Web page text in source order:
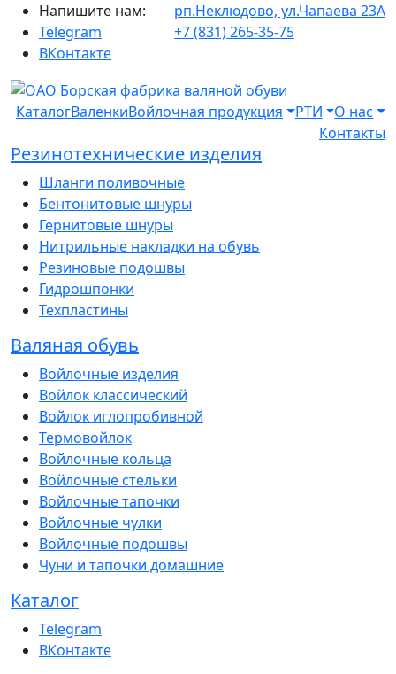
Напишите нам:
Telegram
ВКонтакте
рп.Неклюдово, ул.Чапаева 23А
+7 (831) 265-35-75
КаталогВаленкиВойлочная продукция РТИ
О нас
Контакты
Резинотехнические изделия
Шланги поливочные
Бентонитовые шнуры
Гернитовые шнуры
Нитрильные накладки на обувь
Резиновые подошвы
Гидрошпонки
Техпластины
Валяная обувь
Войлочные изделия
Войлок классический
Войлок иглопробивной
Термовойлок
Войлочные кольца
Войлочные стельки
Войлочные тапочки
Войлочные чулки
Войлочные подошвы
Чуни и тапочки домашние
Каталог
Telegram
ВКонтакте